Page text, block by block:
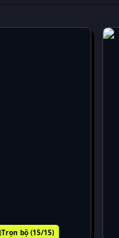
Trọn bộ (15/15)